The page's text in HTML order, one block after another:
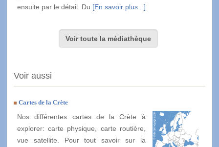
ensuite par le détail. Du [En savoir plus...]
Voir toute la médiathèque
Voir aussi
Cartes de la Crète
Nos différentes cartes de la Crète à
explorer: carte physique, carte routière,
vue satellite. Pour tout savoir sur la